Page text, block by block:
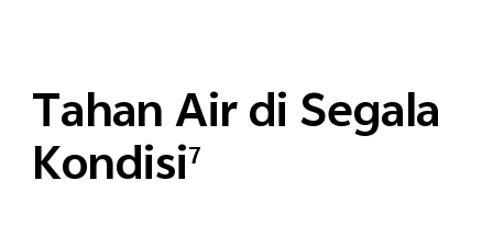
Tahan Air di Segala
Kondisi7